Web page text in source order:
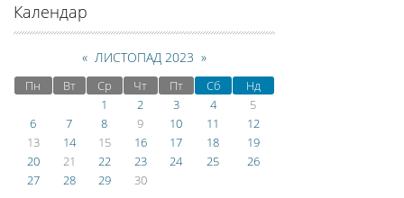
Календар
« ЛИСТОПАД 2023 »
Пн Вт Ср Чт Пт Сб
Нд
1
2 3 4
5
6
7 8 9 10 11
12
13
14 15 16 17 18
19
20
21 22 23 24 25
26
27
28 29 30